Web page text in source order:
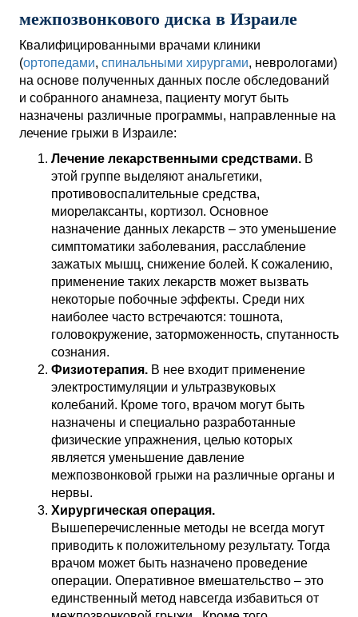
межпозвонкового диска в Израиле
Квалифицированными врачами клиники
(ортопедами, спинальными хирургами, неврологами)
на основе полученных данных после обследований
и собранного анамнеза, пациенту могут быть
назначены различные программы, направленные на
лечение грыжи в Израиле:
Лечение лекарственными средствами. В
этой группе выделяют анальгетики,
противовоспалительные средства,
миорелаксанты, кортизол. Основное
назначение данных лекарств – это уменьшение
симптоматики заболевания, расслабление
зажатых мышц, снижение болей. К сожалению,
применение таких лекарств может вызвать
некоторые побочные эффекты. Среди них
наиболее часто встречаются: тошнота,
головокружение, заторможенность, спутанность
сознания.
Физиотерапия. В нее входит применение
электростимуляции и ультразвуковых
колебаний. Кроме того, врачом могут быть
назначены и специально разработанные
физические упражнения, целью которых
является уменьшение давление
межпозвонковой грыжи на различные органы и
нервы.
Хирургическая операция.
Вышеперечисленные методы не всегда могут
приводить к положительному результату. Тогда
врачом может быть назначено проведение
операции. Оперативное вмешательство – это
единственный метод навсегда избавиться от